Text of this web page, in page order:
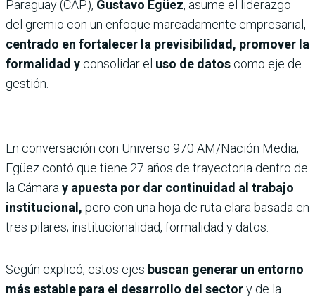
Paraguay (CAP), Gustavo Egüez, asume el liderazgo
del gremio con un enfoque marcadamente empresarial,
centrado en fortalecer la previsibilidad, promover la
formalidad y consolidar el uso de datos como eje de
gestión.
En conversación con Universo 970 AM/Nación Media,
Egüez contó que tiene 27 años de trayectoria dentro de
la Cámara y apuesta por dar continuidad al trabajo
institucional, pero con una hoja de ruta clara basada en
tres pilares; institucionalidad, formalidad y datos.
Según explicó, estos ejes buscan generar un entorno
más estable para el desarrollo del sectory de la